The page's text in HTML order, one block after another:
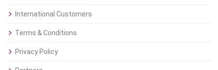
International Customers
Terms & Conditions
Privacy Policy